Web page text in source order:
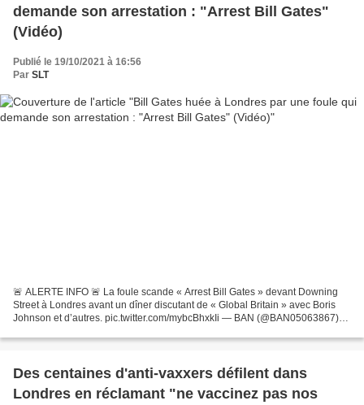
demande son arrestation : "Arrest Bill Gates"
(Vidéo)
Publié le 19/10/2021 à 16:56
Par SLT
🚨 ALERTE INFO 🚨 La foule scande « Arrest Bill Gates » devant Downing
Street à Londres avant un dîner discutant de « Global Britain » avec Boris
Johnson et d’autres. pic.twitter.com/mybcBhxkIi — BAN (@BAN05063867)
Des centaines d'anti-vaxxers défilent dans
Londres en réclamant "ne vaccinez pas nos